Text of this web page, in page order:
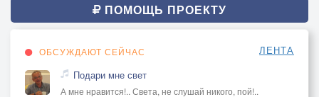
ПОМОЩЬ ПРОЕКТУ
ОБСУЖДАЮТ СЕЙЧАС ЛЕНТА
Подари мне свет
А мне нравится!.. Света, не слушай никого, пой!..